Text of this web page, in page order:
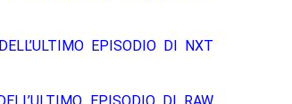
EPISODIO DI NXT
EPISODIO DI RAW